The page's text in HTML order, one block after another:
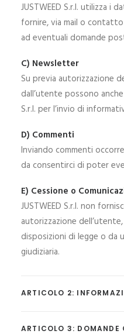
JUSTWEED S.r.l. utilizza i
fornire, via mail o
ad eventuali domande
C) Newsletter
Su previa autorizzazione
dall’utente possono
S.r.l. per l’invio di
D) Commenti
Inviando commenti
da consentirci di poter
E) Cessione o
JUSTWEED S.r.l. non
autorizzazione
disposizioni di legge o da
giudiziaria.
ARTICOLO 2:
ARTICOLO 3: DOMANDE